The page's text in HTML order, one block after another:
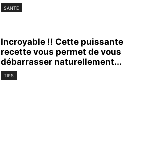
SANTÉ
Incroyable !! Cette puissante
recette vous permet de vous
débarrasser naturellement...
TIPS